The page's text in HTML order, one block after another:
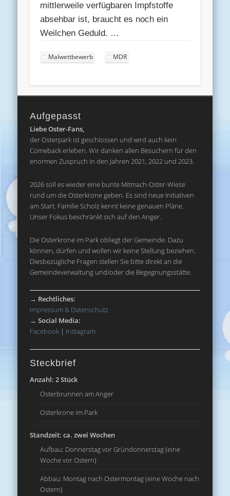
mittlerweile verfügbaren Impfstoffe
absehbar ist, braucht es noch ein
Weilchen Geduld. …
Malwettbewerb MDR
Aufgepasst
Liebe Oster-Fans,
der Osterpark ist geschlossen und wird auch kein
Comeback erleben. Wir danken allen Besuchern für den
enormen Zuspruch in den Jahren 2021, 2022 und 2023.
2026 soll es wieder eine bunte Mitmach-Oster-Wiese
rund um die Osterkrone geben. Es sind neue Initiativen
am Start. Familie Scholz kennt keine genauen Pläne.
Unser Fokus beschränkt sich auf den Anger.
Die Osterkrone im Park obliegt der Gemeinde. Dazu
können, dürfen und wollen wir keine Stellung beziehen.
Diesbezügliche Fragen stellen Sie bitte direkt an die
Gemeindeverwaltung und/oder die Begegnungsstätte.
→ Rechtliches:
Impressum & Datenschutz
→Social Media:
Facebook | Instagram
Steckbrief
Anzahl: 2 Stück
Osterbrunnen am Anger
Osterkrone im Park
Standzeit: ca. zwei Wochen
Aufbau: Donnerstag vor Gründonnerstag (eine
Woche vor Ostern)
Abbau: Montag nach Ostermontag (eine Woche nach
Ostern)